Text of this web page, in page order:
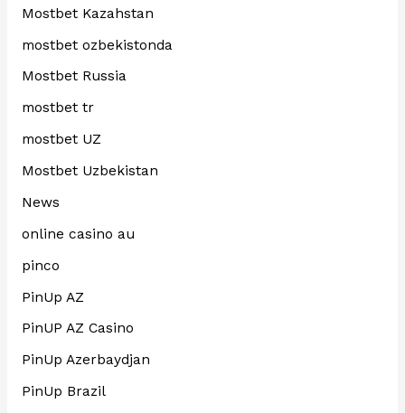
Mostbet Kazahstan
mostbet ozbekistonda
Mostbet Russia
mostbet tr
mostbet UZ
Mostbet Uzbekistan
News
online casino au
pinco
PinUp AZ
PinUP AZ Casino
PinUp Azerbaydjan
PinUp Brazil